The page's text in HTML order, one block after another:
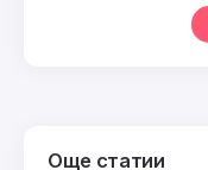
Още статии